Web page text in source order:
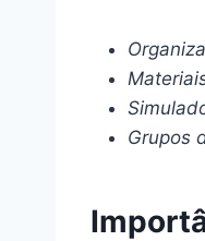
Grupos